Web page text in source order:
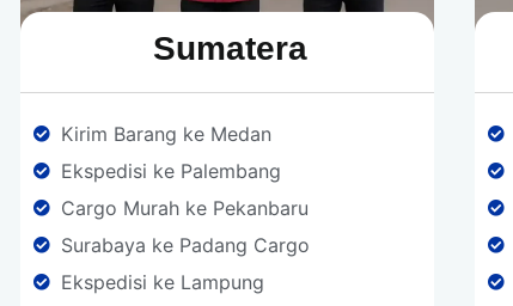
Sumatera​
Kirim Barang ke Medan
Ekspedisi ke Palembang
Cargo Murah ke Pekanbaru
Surabaya ke Padang Cargo
Ekspedisi ke Lampung